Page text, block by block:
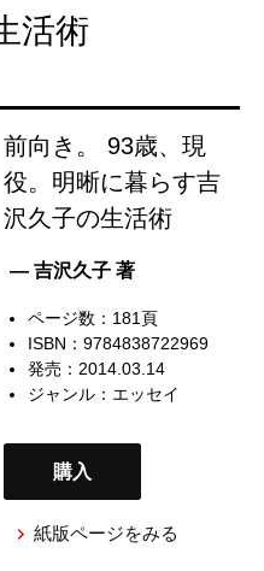
活術
前向き。 93歳、現
役。明晰に暮らす吉
沢久子の生活術
— 吉沢久子 著
ページ数：181頁
ISBN：9784838722969
発売：2014.03.14
ジャンル： エッセイ
購入
紙版ページをみる